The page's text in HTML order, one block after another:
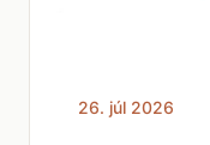
26. júl 2026